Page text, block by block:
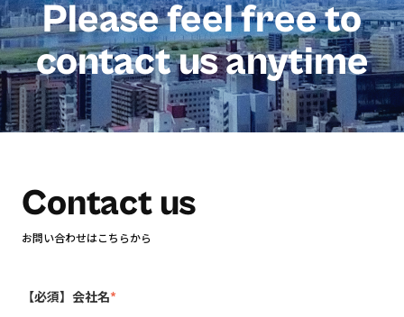
Please feel free to
contact us anytime
Contact us
お問い合わせはこちらから
【必須】会社名*